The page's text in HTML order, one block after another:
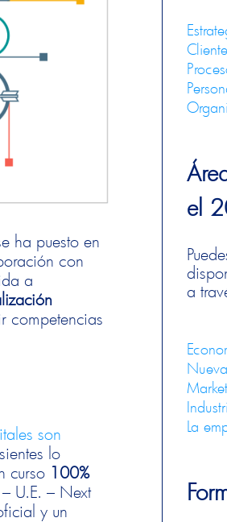
ha puesto en
con
a
competencias
son
lo
curso 100%
U.E. – Next
y un
el
a
La